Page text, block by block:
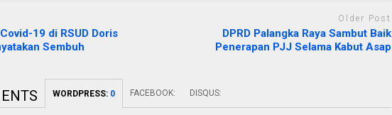
19 di RSUD Doris
Sembuh
Older Post
DPRD Palangka Raya Sambut Baik
Penerapan PJJ Selama Kabut Asap
WORDPRESS: 0 FACEBOOK: DISQUS: